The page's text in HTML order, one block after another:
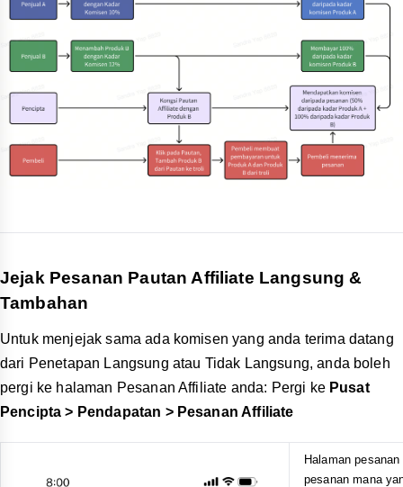
Selain butangSalin Pautan dalam Langkah 5, mengetik
pada saluran media sosial lain juga akan menjana Pautan
Affiliate Produk untuk terus berkongsi pada saluran pilihan
anda.
Cth. Jika anda memilih Facebook, anda akan dihalakan ke
halaman siaran status Facebook dengan pautan yang
dijana ditambahkan.
Pautan Halaman Kedai untuk